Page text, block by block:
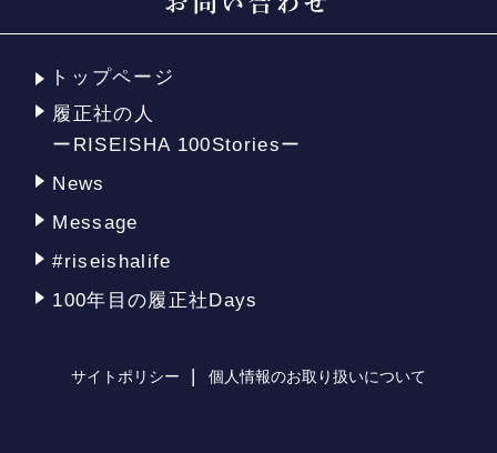
トップページ
履正社の人
ーRISEISHA 100Storiesー
News
Message
#riseishalife
100年目の履正社Days
サイトポリシー 個人情報のお取り扱いについて